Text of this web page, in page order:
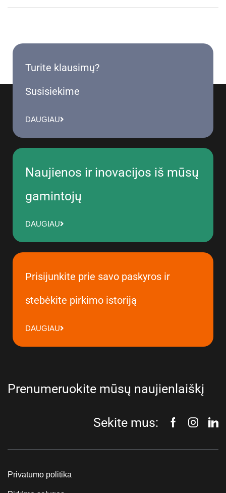
Turite klausimų?
Susisiekime
DAUGIAU
Naujienos ir inovacijos iš mūsų
gamintojų
DAUGIAU
Prisijunkite prie savo paskyros ir
stebėkite pirkimo istoriją
DAUGIAU
Prenumeruokite mūsų naujienlaiškį
Sekite mus:
Privatumo politika